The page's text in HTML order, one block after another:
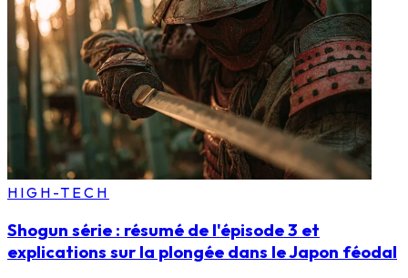
HIGH-TECH
Shogun série : résumé de l'épisode 3 et
explications sur la plongée dans le Japon féodal